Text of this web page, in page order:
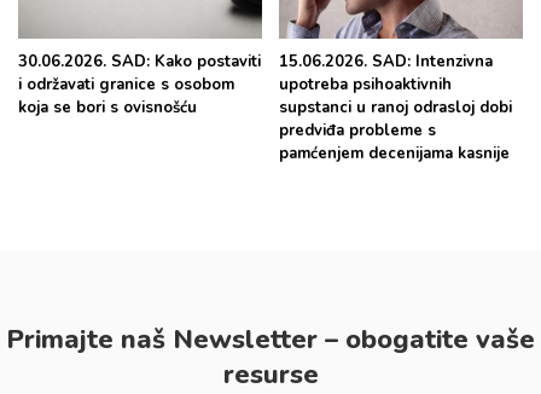
30.06.2026. SAD: Kako postaviti
i održavati granice s osobom
koja se bori s ovisnošću
15.06.2026. SAD: Intenzivna
upotreba psihoaktivnih
supstanci u ranoj odrasloj dobi
predviđa probleme s
pamćenjem decenijama kasnije
Primajte naš Newsletter – obogatite vaše
resurse